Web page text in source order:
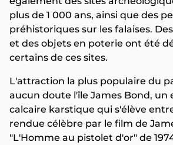
plus de 1 000 ans, ainsi que des
préhistoriques sur les falaises.
et des objets en poterie ont été
certains de ces sites.
L'attraction la plus populaire du
aucun doute l'île James Bond, un
calcaire karstique qui s'élève
rendue célèbre par le film de
"L'Homme au pistolet d'or" de